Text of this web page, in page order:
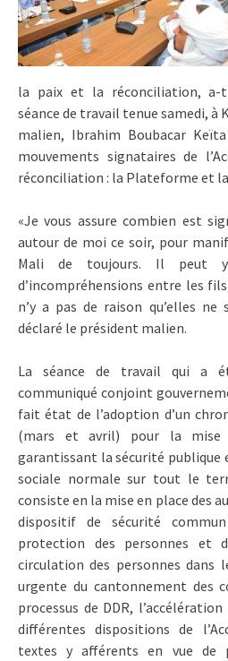
la paix et la réconciliation, a-
séance de travail tenue samedi, à
malien, Ibrahim Boubacar
mouvements signataires de
réconciliation : la Plateforme et la
«Je vous assure combien est
autour de moi ce soir, pour
Mali de toujours. Il peut
d’incompréhensions entre les
n’y a pas de raison qu’elles ne
déclaré le président malien.
La séance de travail qui a
communiqué conjoint
fait état de l’adoption d’un
(mars et avril) pour la mise
garantissant la sécurité publique
sociale normale sur tout le
consiste en la mise en place des
dispositif de sécurité
protection des personnes
circulation des personnes dans
urgente du cantonnement des
processus de DDR,
différentes dispositions de
textes y afférents en vue de